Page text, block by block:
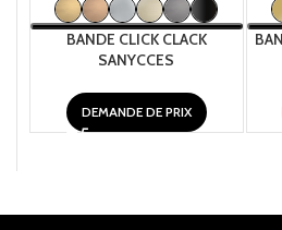
BANDE CLICK CLACK
SANYCCES
DEMANDE DE PRIX